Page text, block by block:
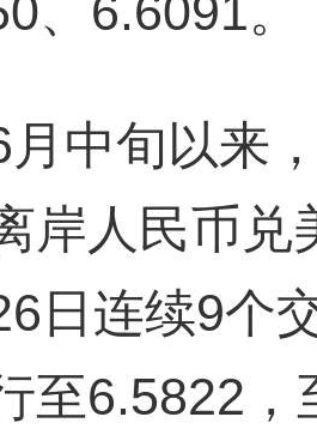
、6.6091。
旬以来，
岸人民币兑
日连续9个
至6.5822，